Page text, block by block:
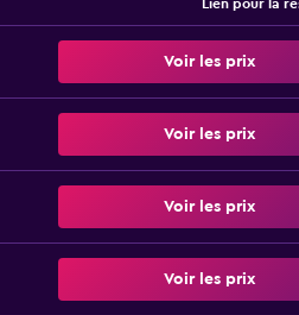
Lien pour la
Voir les prix
Voir les prix
Voir les prix
Voir les prix